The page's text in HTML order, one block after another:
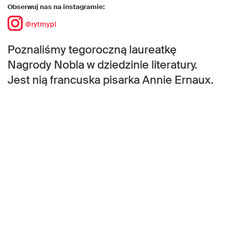
Obserwuj nas na instagramie:
@rytmypl
Poznaliśmy tegoroczną laureatkę
Nagrody Nobla w dziedzinie literatury.
Jest nią francuska pisarka Annie Ernaux.